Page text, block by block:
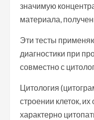
значимую
материала,
Эти тесты
диагностики при
совместно с
Цитология
строении клеток,
характерно